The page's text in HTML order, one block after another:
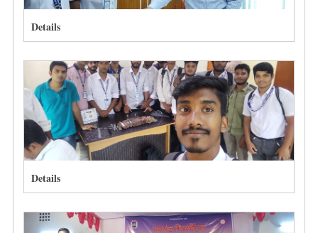
Details
Details